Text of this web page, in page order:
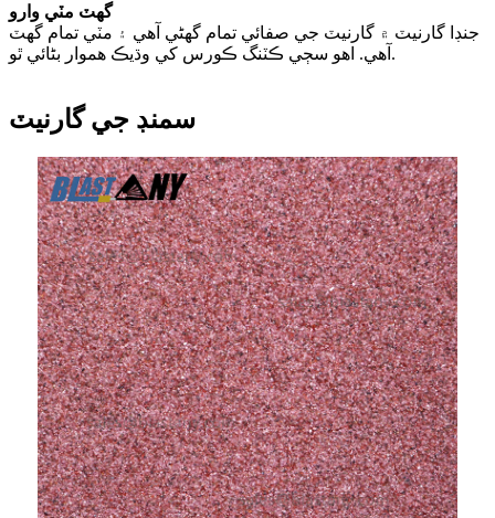
گهٽ مٽي وارو
جنڊا گارنيٽ ۾ گارنيٽ جي صفائي تمام گهڻي آهي ۽ مٽي تمام گهٽ
آهي. اهو سڄي ڪٽنگ ڪورس کي وڌيڪ هموار بڻائي ٿو.
سمنڊ جي گارنيٽ